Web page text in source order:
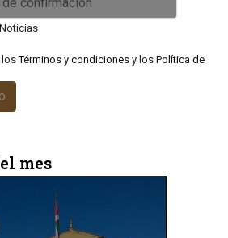
losTérminos y condicionesy los Política de
mes